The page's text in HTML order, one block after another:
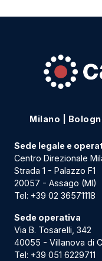
Milano
Sede legale e
Centro Direzionale
Strada 1 - Palazzo F1
20057 - Assago (MI)
Tel: +39 02 36571118
Sede operativa
Via B. Tosarelli, 342
40055 - Villanova di
Tel: +39 051 6229711